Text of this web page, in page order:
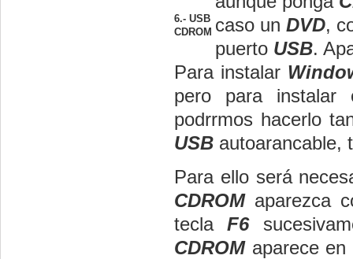
6.- USB
CDROM caso un DVD,
puerto USB.
Para instalar
pero para instalar
podrrmos hacerlo
USB autoarancable,
Para ello será
CDROMaparezca
teclaF6
CDROMaparece en